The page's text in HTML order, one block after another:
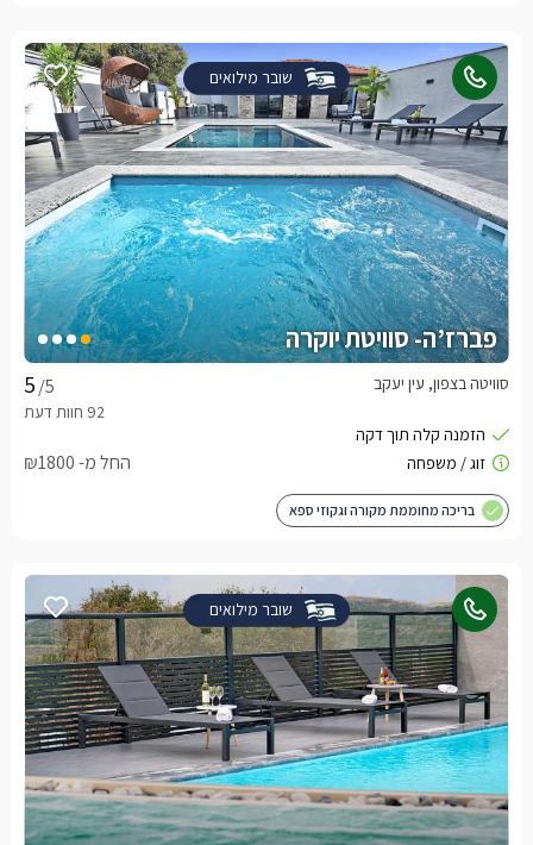
שובר מילואים
פברז’ה- סוויטת יוקרה
/5 סוויטה בצפון, עין יעקב
החל מ- ₪1800
בריכה מחוממת מקורה וגקוזי ספא
שובר מילואים